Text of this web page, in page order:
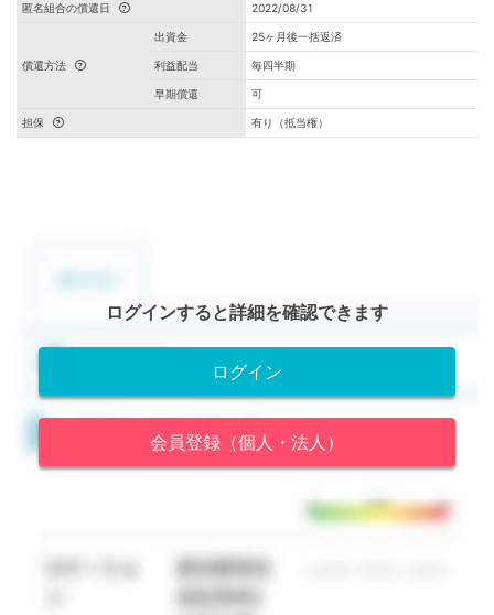
匿名組合の償還日 2022/08/31
償還方法
出資金 25ヶ月後一括返済
利益配当 毎四半期
早期償還 可
担保 有り（抵当権）
ログインすると詳細を確認できます
ログイン
会員登録（個人・法人）